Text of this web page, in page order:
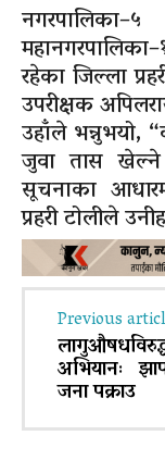
रहेका जिल्ला
उपरीक्षक
उहाँले भन्नुभयो,
जुवा तास खेल्ने
सूचनाका
प्रहरी टोलीले
Previous
अभियानः
जना पक्राउ